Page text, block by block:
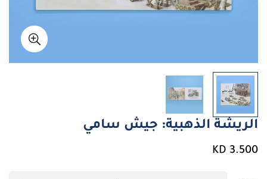
الريشة الذهبية: جيش سامي
سعر
3.500 KD